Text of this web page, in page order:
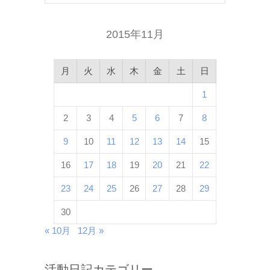
2015年11月
月 火 水 木 金 土 日
1
2 3 4 5 6 7 8
9 10 11 12 13 14 15
16 17 18 19 20 21 22
23 24 25 26 27 28 29
30
« 10月
12月 »